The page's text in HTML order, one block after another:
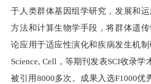
于人类群体基因组学研究，发展和
方法和计算生物学手段，将群体遗
论应用于适应性演化和疾病发生机
Science, Cell，等期刊发表SCI收录学
被引用8000多次。成果入选F1000优